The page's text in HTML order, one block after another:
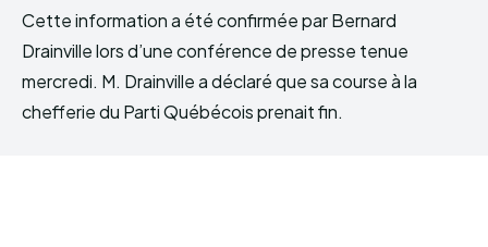
Cette information a été confirmée par Bernard
Drainville lors d’une conférence de presse tenue
mercredi. M. Drainville a déclaré que sa course à la
chefferie du Parti Québécois prenait fin.